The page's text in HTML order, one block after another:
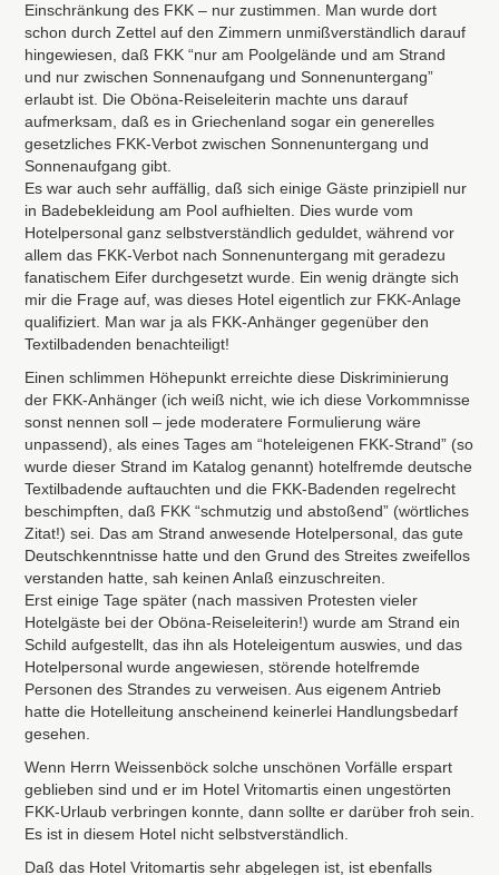
Einschränkung des FKK – nur zustimmen. Man wurde dort
schon durch Zettel auf den Zimmern unmißverständlich darauf
hingewiesen, daß FKK “nur am Poolgelände und am Strand
und nur zwischen Sonnenaufgang und Sonnenuntergang”
erlaubt ist. Die Oböna-Reiseleiterin machte uns darauf
aufmerksam, daß es in Griechenland sogar ein generelles
gesetzliches FKK-Verbot zwischen Sonnenuntergang und
Sonnenaufgang gibt.
Es war auch sehr auffällig, daß sich einige Gäste prinzipiell nur
in Badebekleidung am Pool aufhielten. Dies wurde vom
Hotelpersonal ganz selbstverständlich geduldet, während vor
allem das FKK-Verbot nach Sonnenuntergang mit geradezu
fanatischem Eifer durchgesetzt wurde. Ein wenig drängte sich
mir die Frage auf, was dieses Hotel eigentlich zur FKK-Anlage
qualifiziert. Man war ja als FKK-Anhänger gegenüber den
Textilbadenden benachteiligt!
Einen schlimmen Höhepunkt erreichte diese Diskriminierung
der FKK-Anhänger (ich weiß nicht, wie ich diese Vorkommnisse
sonst nennen soll – jede moderatere Formulierung wäre
unpassend), als eines Tages am “hoteleigenen FKK-Strand” (so
wurde dieser Strand im Katalog genannt) hotelfremde deutsche
Textilbadende auftauchten und die FKK-Badenden regelrecht
beschimpften, daß FKK “schmutzig und abstoßend” (wörtliches
Zitat!) sei. Das am Strand anwesende Hotelpersonal, das gute
Deutschkenntnisse hatte und den Grund des Streites zweifellos
verstanden hatte, sah keinen Anlaß einzuschreiten.
Erst einige Tage später (nach massiven Protesten vieler
Hotelgäste bei der Oböna-Reiseleiterin!) wurde am Strand ein
Schild aufgestellt, das ihn als Hoteleigentum auswies, und das
Hotelpersonal wurde angewiesen, störende hotelfremde
Personen des Strandes zu verweisen. Aus eigenem Antrieb
hatte die Hotelleitung anscheinend keinerlei Handlungsbedarf
gesehen.
Wenn Herrn Weissenböck solche unschönen Vorfälle erspart
geblieben sind und er im Hotel Vritomartis einen ungestörten
FKK-Urlaub verbringen konnte, dann sollte er darüber froh sein.
Es ist in diesem Hotel nicht selbstverständlich.
Daß das Hotel Vritomartis sehr abgelegen ist, ist ebenfalls